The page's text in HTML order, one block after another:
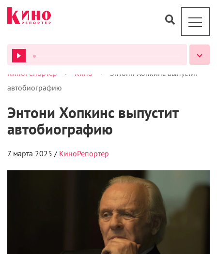
ВСЕ ПОДКАСТЫ
КиноРепортер > Кино >
Энтони Хопкинс выпустит
автобиографию
Энтони Хопкинс выпустит
автобиографию
7 марта 2025 / КиноРепортер